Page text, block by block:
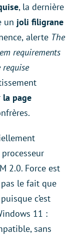
, la dernière
un joli filigrane
alerte The
requirements
la page
2.0. Force est
le fait que
c’est
11 :
sans